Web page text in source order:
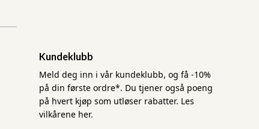
Kundeklubb
Meld deg inn i vår kundeklubb, og få -10%
på din første ordre*. Du tjener også poeng
på hvert kjøp som utløser rabatter. Les
vilkårene her.